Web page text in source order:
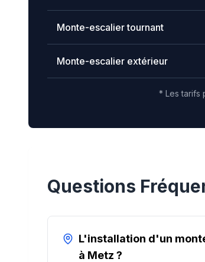
Monte-escalier tournant
Monte-escalier extérieur
* Les tarifs
Questions
L'installation d'un
à Metz ?